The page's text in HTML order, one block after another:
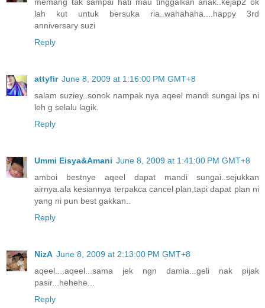
memang tak sampai hati mau tinggalkan anak..kejap2 ok
lah kut untuk bersuka ria..wahahaha....happy 3rd
anniversary suzi
Reply
attyfir June 8, 2009 at 1:16:00 PM GMT+8
salam suziey..sonok nampak nya aqeel mandi sungai lps ni
leh g selalu lagik.
Reply
Ummi Eisya&Amani June 8, 2009 at 1:41:00 PM GMT+8
amboi bestnye aqeel dapat mandi sungai..sejukkan
airnya.ala kesiannya terpakca cancel plan,tapi dapat plan ni
yang ni pun best gakkan..
Reply
NizA June 8, 2009 at 2:13:00 PM GMT+8
aqeel....aqeel...sama jek ngn damia...geli nak pijak
pasir...hehehe...
Reply